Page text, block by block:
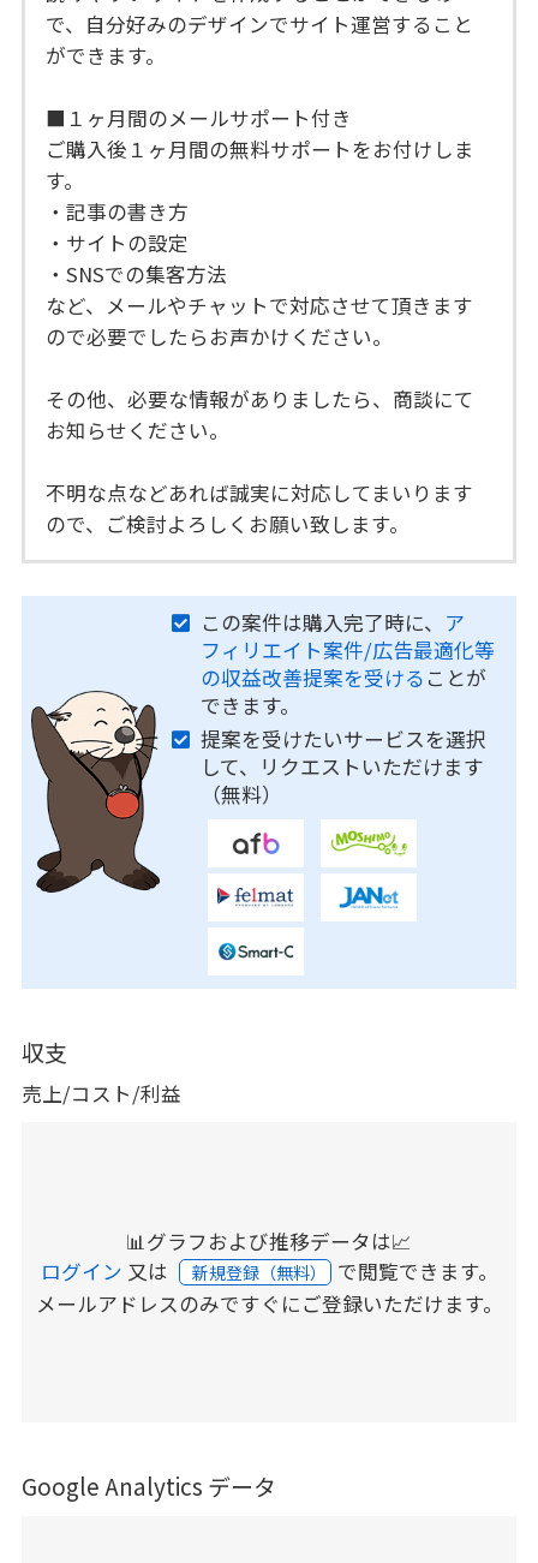
で、自分好みのデザインでサイト運営すること
ができます。
■１ヶ月間のメールサポート付き
ご購入後１ヶ月間の無料サポートをお付けしま
す。
・記事の書き方
・サイトの設定
・SNSでの集客方法
など、メールやチャットで対応させて頂きます
ので必要でしたらお声かけください。
その他、必要な情報がありましたら、商談にて
お知らせください。
不明な点などあれば誠実に対応してまいります
ので、ご検討よろしくお願い致します。
この案件は購入完了時に、 ア
フィリエイト案件/広告最適化等
の収益改善提案を受ける ことが
できます。
提案を受けたいサービスを選択
して、リクエストいただけます
（無料）
収支
売上/コスト/利益
📊グラフおよび推移データは📈
ログイン 又は 新規登録（無料） で閲覧できます。
メールアドレスのみですぐにご登録いただけます。
Google Analytics データ